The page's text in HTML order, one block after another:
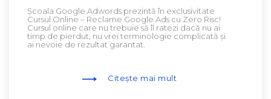
Școala Google Adwords prezintă în exclusivitate
Cursul Online – Reclame Google Ads cu Zero Risc!
Cursul online care nu trebuie să îl ratezi dacă nu ai
timp de pierdut, nu vrei terminologie complicată și
ai nevoie de rezultat garantat.
Citește mai mult